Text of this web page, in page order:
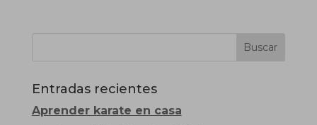
Entradas recientes
Aprender karate en casa